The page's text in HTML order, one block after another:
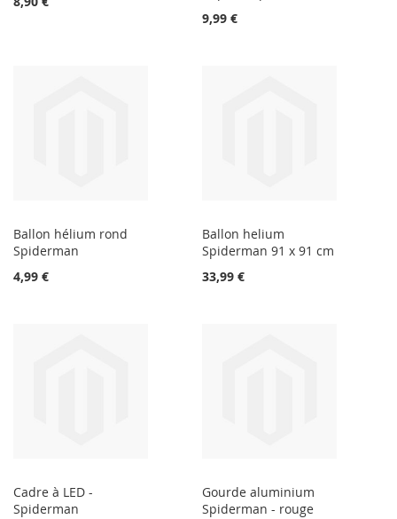
9,99 €
Ballon hélium rond
Spiderman
4,99 €
Ballon helium
Spiderman 91 x 91 cm
33,99 €
Cadre à LED -
Spiderman
Gourde aluminium
Spiderman - rouge